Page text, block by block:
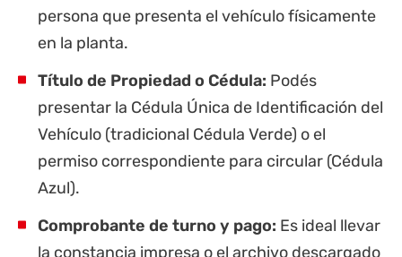
persona que presenta el vehículo físicamente
en la planta.
Título de Propiedad o Cédula: Podés
presentar la Cédula Única de Identificación del
Vehículo (tradicional Cédula Verde) o el
permiso correspondiente para circular (Cédula
Azul).
Comprobante de turno y pago: Es ideal llevar
la constancia impresa o el archivo descargado